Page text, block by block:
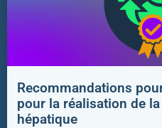
Recommandations
pour la réalisation de
hépatique